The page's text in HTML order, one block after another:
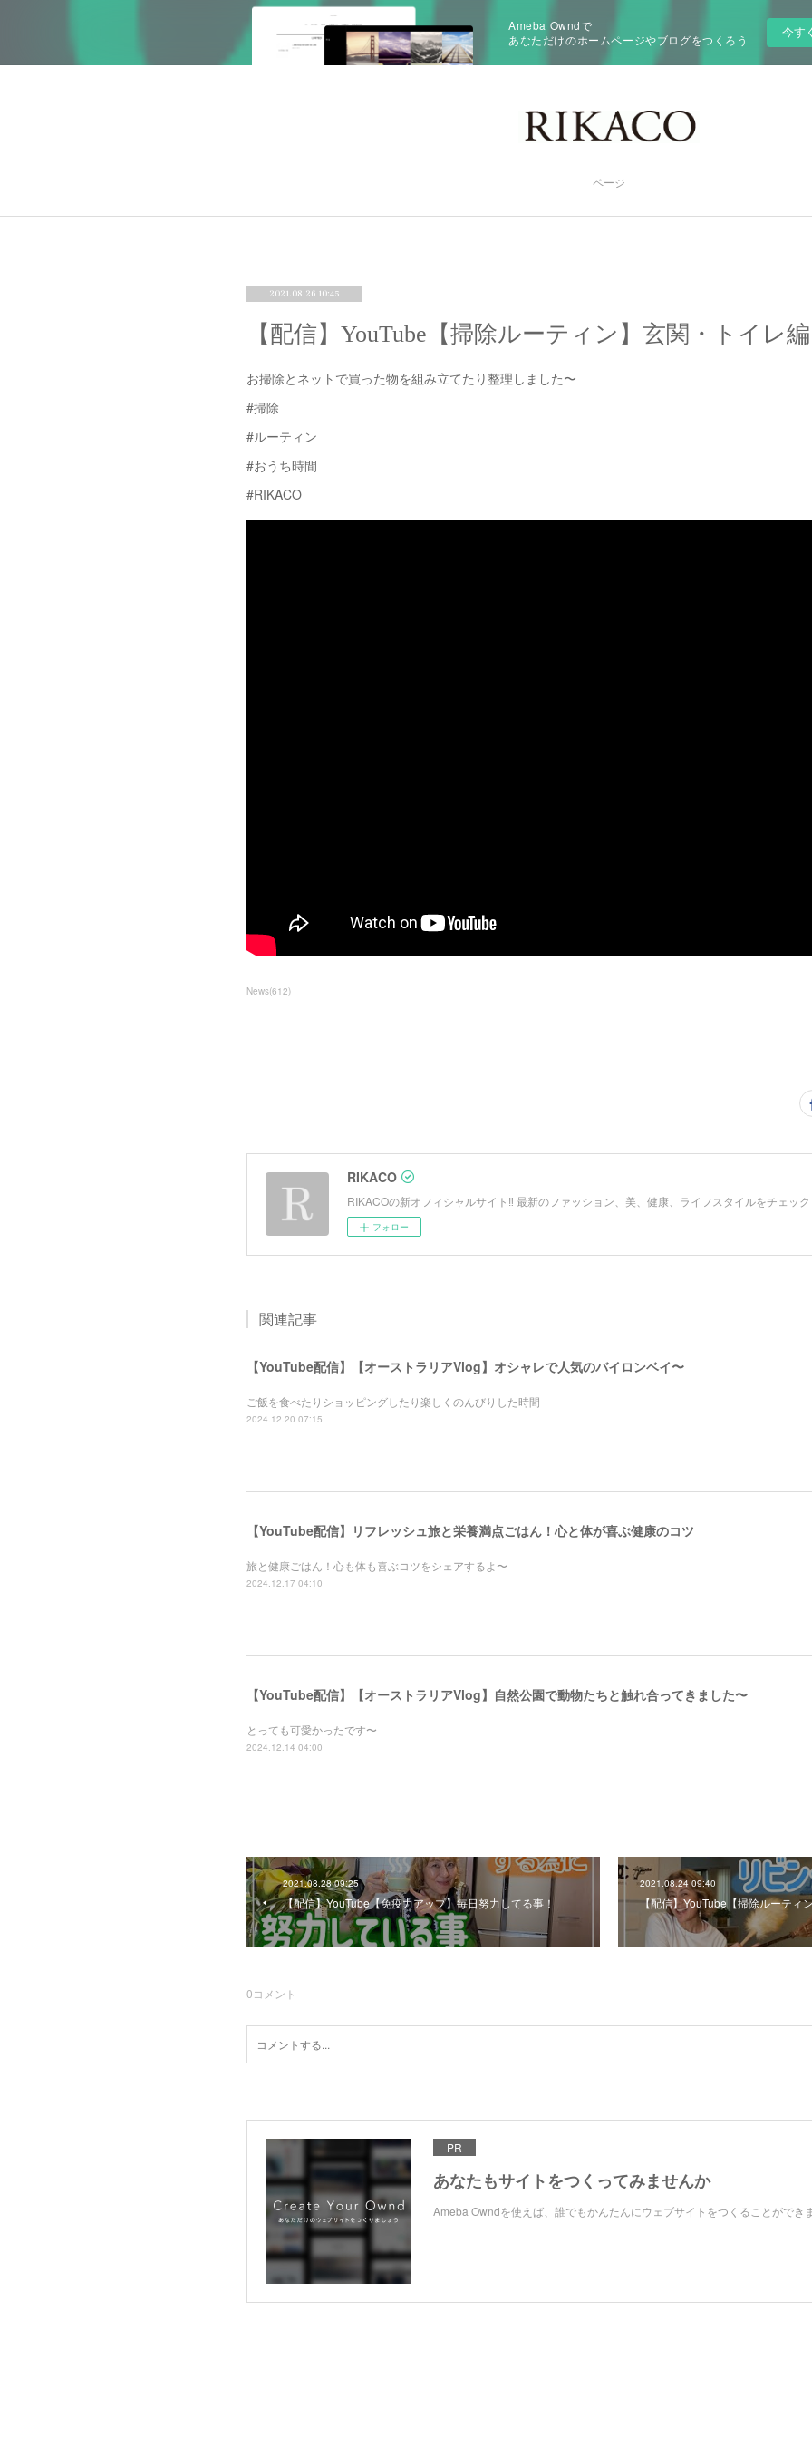
Ameba Owndで
あなただけのホームページやブログをつくろう
今す
ページ
2021.08.26 10:45
【配信】YouTube【掃除ルーティン】玄関・トイレ編
お掃除とネットで買った物を組み立てたり整理しました〜
#掃除
#ルーティン
#おうち時間
#RIKACO
News(612)
RIKACO
RIKACOの新オフィシャルサイト‼︎ 最新のファッション、美、健康、ライフスタイルをチェッ
フォロー
関連記事
【YouTube配信】【オーストラリアVlog】オシャレで人気のバイロンベイ〜
ご飯を食べたりショッピングしたり楽しくのんびりした時間
2024.12.20 07:15
【YouTube配信】リフレッシュ旅と栄養満点ごはん！心と体が喜ぶ健康のコツ
旅と健康ごはん！心も体も喜ぶコツをシェアするよ〜
2024.12.17 04:10
【YouTube配信】【オーストラリアVlog】自然公園で動物たちと触れ合ってきました〜
とっても可愛かったです〜
2024.12.14 04:00
2021.08.28 09:25
【配信】YouTube【免疫力アップ】毎日努力してる事！
2021.08.24 09:40
【配信】YouTube【掃除ルーティ
0コメント
PR
あなたもサイトをつくってみませんか
Ameba Owndを使えば、誰でもかんたんにウェブサイトをつくることができ